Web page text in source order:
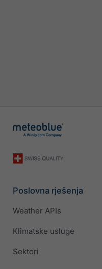
Poslovna rješenja
Weather APIs
Klimatske usluge
Sektori